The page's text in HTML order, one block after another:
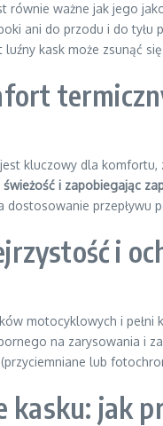
ważne jak jego
ani do przodu i do
kask może zsunąć
kluczowy dla
świeżość i zapobiegając
i
motocyklowych i
na zarysowania i
lub
kasku: jak